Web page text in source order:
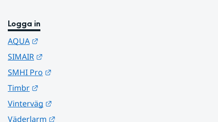
Logga in
AQUA
SIMAIR
SMHI Pro
Timbr
Vinterväg
Väderlarm